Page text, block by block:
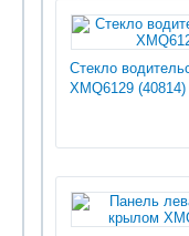
Стекло
XMQ6129 (40814)